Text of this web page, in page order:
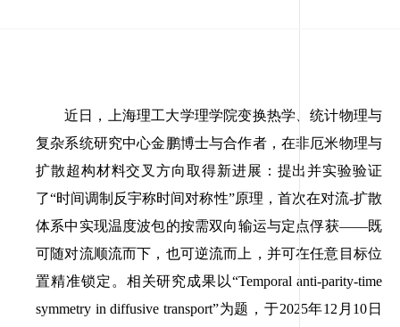
近日，上海理工大学理学院变换热学、统计物理与
复杂系统研究中心金鹏博士与合作者，在非厄米物理与
扩散超构材料交叉方向取得新进展：提出并实验验证
了“时间调制反宇称时间对称性”原理，首次在对流-扩散
体系中实现温度波包的按需双向输运与定点俘获——既
可随对流顺流而下，也可逆流而上，并可在任意目标位
置精准锁定。相关研究成果以“Temporal anti-parity-time
symmetry in diffusive transport”为题，于2025年12 月 10 日